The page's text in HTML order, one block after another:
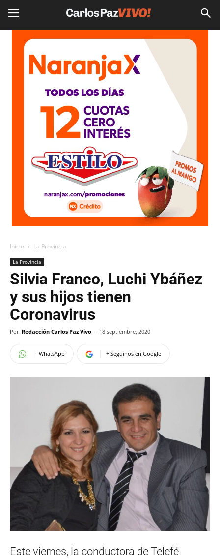
Inicio La Provincia
La Provincia
Silvia Franco, Luchi Ybáñez
y sus hijos tienen
Coronavirus
Por Redacción Carlos Paz Vivo - 18 septiembre, 2020
WhatsApp + Seguinos en Google
Este viernes, la conductora de Telefé